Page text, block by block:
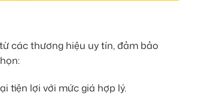
các thương hiệu uy tín, đảm bảo
tiện lợi với mức giá hợp lý.